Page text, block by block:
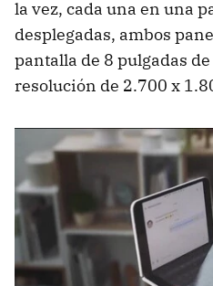
la vez, cada una en una
desplegadas, ambos
pantalla de 8 pulgadas
resolución de 2.700 x